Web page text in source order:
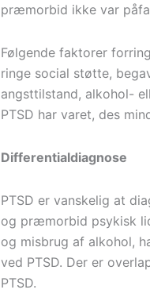
præmorbid ikke var
Følgende faktorer
ringe social støtte,
angsttilstand, alkohol-
PTSD har varet, des
Differentialdiagnose
PTSD er vanskelig at
og præmorbid psykisk
og misbrug af alkohol,
ved PTSD. Der er
PTSD.